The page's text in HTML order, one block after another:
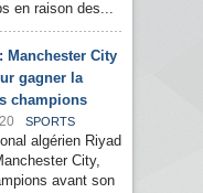
en raison des...
Manchester City
gagner la
champions
SPORTS
algérien Riyad
City,
avant son